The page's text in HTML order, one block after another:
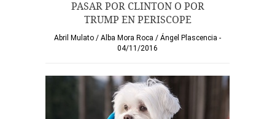
PASAR POR CLINTON O POR
TRUMP EN PERISCOPE
Abril Mulato / Alba Mora Roca / Ángel Plascencia
04/11/2016